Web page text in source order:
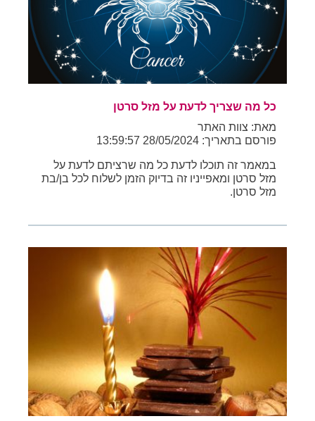
כל מה שצריך לדעת על מזל סרטן
מאת: צוות האתר
פורסם בתאריך: 28/05/2024 13:59:57
במאמר זה תוכלו לדעת כל מה שרציתם לדעת על
מזל סרטן ומאפייניו זה בדיוק הזמן לשלוח לכל בן/בת
מזל סרטן.